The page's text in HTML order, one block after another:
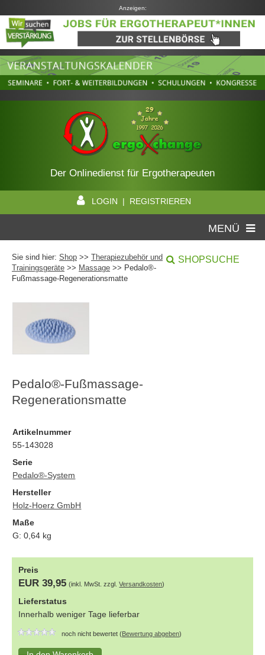
Anzeigen:
Der Onlinedienst für Ergotherapeuten
LOGIN | REGISTRIEREN
MENÜ
Sie sind hier: Shop >> Therapiezubehör und
Trainingsgeräte >> Massage >> Pedalo®-
Fußmassage-Regenerationsmatte
SHOPSUCHE
Pedalo®-Fußmassage-
Regenerationsmatte
Artikelnummer
55-143028
Serie
Pedalo®-System
Hersteller
Holz-Hoerz GmbH
Maße
G:0,64 kg
Preis
EUR 39,95 (inkl. MwSt. zzgl.Versandkosten)
Lieferstatus
Innerhalb weniger Tage lieferbar
noch nicht bewertet (Bewertung abgeben)